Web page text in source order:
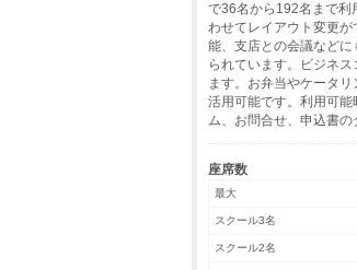
で36名から192名まで利
わせてレイアウト変更
能、支店との会議など
られています。ビジネ
ます。お弁当やケータ
活用可能です。利用可
ム、お問合せ、申込書の
座席数
最大
スクール3名
スクール2名